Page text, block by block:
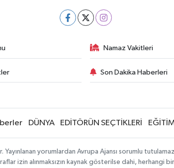
Namaz Vakitleri
Son Dakika Haberleri
DÜNYA EDİTÖRÜN SEÇTİKLERİ
yorumlardan Avrupa Ajansı sorumlu
izin alınmaksızın kaynak gösterilse dahi, herhangi